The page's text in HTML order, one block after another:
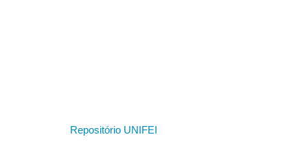
Repositório UNIFEI